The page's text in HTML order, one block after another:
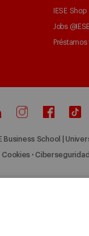
IESE Shop
Jobs @IESE
Business School |
Cookies Ciberseguridad